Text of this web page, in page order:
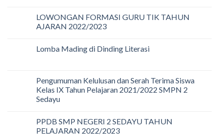
LOWONGAN FORMASI GURU TIK TAHUN
AJARAN 2022/2023
Lomba Mading di Dinding Literasi
Pengumuman Kelulusan dan Serah Terima Siswa
Kelas IX Tahun Pelajaran 2021/2022 SMPN 2
Sedayu
PPDB SMP NEGERI 2 SEDAYU TAHUN
PELAJARAN 2022/2023